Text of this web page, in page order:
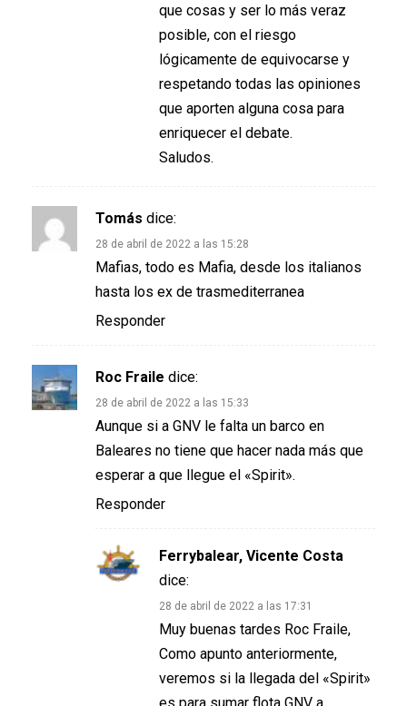
que cosas y ser lo más veraz
posible, con el riesgo
lógicamente de equivocarse y
respetando todas las opiniones
que aporten alguna cosa para
enriquecer el debate.
Saludos.
Tomás dice:
28 de abril de 2022 a las 15:28
Mafias, todo es Mafia, desde los italianos
hasta los ex de trasmediterranea
Responder
Roc Fraile dice:
28 de abril de 2022 a las 15:33
Aunque si a GNV le falta un barco en
Baleares no tiene que hacer nada más que
esperar a que llegue el «Spirit».
Responder
Ferrybalear, Vicente Costa
dice:
28 de abril de 2022 a las 17:31
Muy buenas tardes Roc Fraile,
Como apunto anteriormente,
veremos si la llegada del «Spirit»
es para sumar flota GNV a